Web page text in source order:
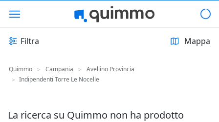
Filtra Mappa
Quimmo > Campania >
Avellino Provincia
> Indipendenti Torre Le Nocelle
La ricerca su Quimmo non ha prodotto